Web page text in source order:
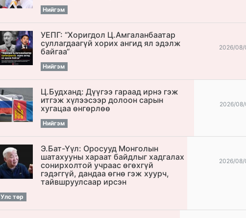
Нийгэм
УЕПГ: “Хоригдол Ц.Амгаланбаатар
cуллагдаагүй хорих ангид ял эдэлж
байгаа“
Нийгэм
2026/08/
Ц.Будханд: Дүүгээ гараад ирнэ гэж
итгэж хүлээсээр долоон сарын
хугацаа өнгөрлөө
Нийгэм
2026/
Э.Бат-Үүл: Оросууд Монголын
шатахууны хараат байдлыг хадгалах
сонирхолтой учраас өгөхгүй
гэдэггүй, дандаа өгнө гэж хуурч,
тайвшруулсаар ирсэн
Улс төр
2026/08/